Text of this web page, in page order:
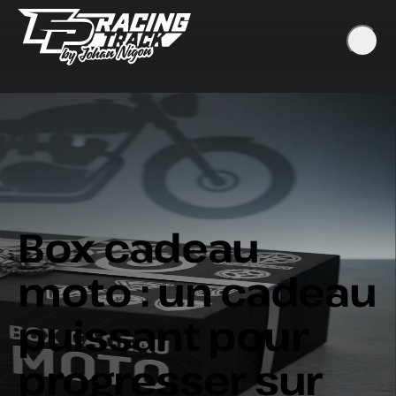
Box cadeau
moto : un cadeau
puissant pour
progresser sur